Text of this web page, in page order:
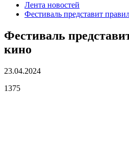
Лента новостей
Фестиваль представит
Фестиваль
кино
23.04.2024
1375